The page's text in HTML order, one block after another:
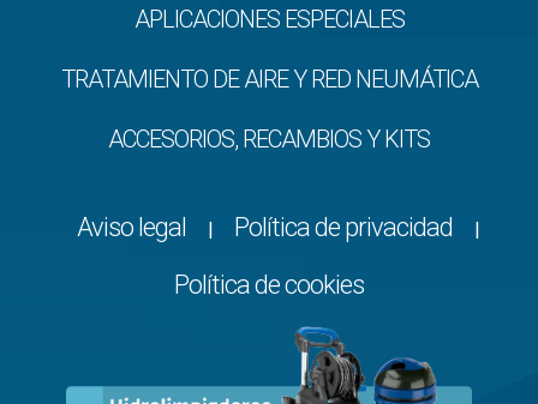
APLICACIONES ESPECIALES
TRATAMIENTO DE AIRE Y RED NEUMÁTICA
ACCESORIOS, RECAMBIOS Y KITS
Aviso legal Política de privacidad
Política de cookies